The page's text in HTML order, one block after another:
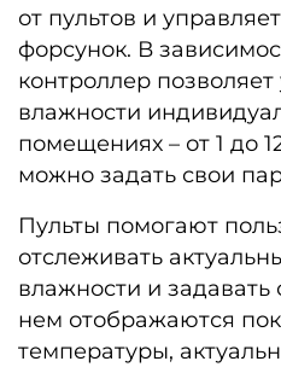
от пультов и
форсунок. В
контроллер
влажности
помещениях – от 1 до
можно задать свои
Пульты помогают
отслеживать
влажности и задавать
нем отображаются
температуры,